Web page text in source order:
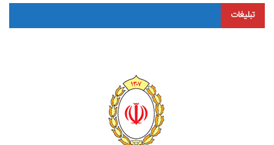
تبلیغات